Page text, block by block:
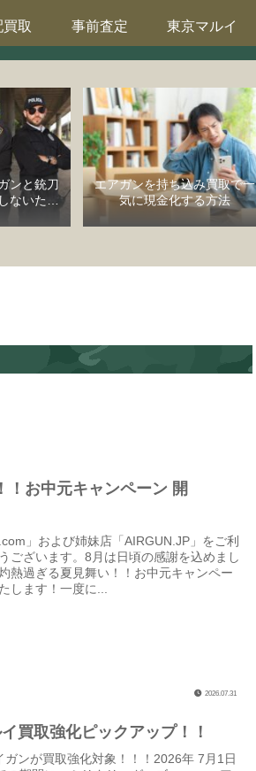
取 事前査定 東京マルイ
ンと銃刀
ないため
エアガンを持ち込み買取で一
気に現金化する方法
！お中元キャンペーン 開
」および姉妹店「AIRGUN.JP」をご利
ございます。8月は日頃の感謝を込めまし
熱過ぎる夏見舞い！！お中元キャンペー
します！一度に...
2026.07.31
買取強化ピックアップ！！
ンが買取強化対象！！！2026年 7月1日